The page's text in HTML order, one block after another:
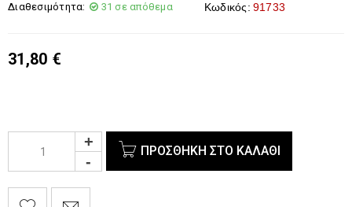
Διαθεσιμότητα: 31 σε απόθεμα Κωδικός: 91733
31,80 €
ΠΡΟΣΘΉΚΗ ΣΤΟ ΚΑΛΆΘΙ